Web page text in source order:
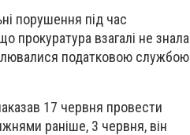
порушення під час
прокуратура взагалі не знала
податковою службою
17 червня провести
раніше, 3 червня, він